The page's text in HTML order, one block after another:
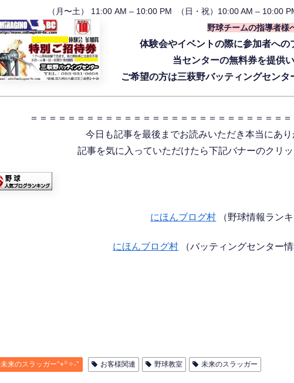
（月〜土） 11:00 AM – 10:00 PM （日・祝）10:00 AM – 10:00
野球チームの指導者様
体験会やイベントの際に参加者への
当センターの無料券を提供
ご希望の方は三萩野バッティングセンタ
＝＝＝＝＝＝＝＝＝＝＝＝＝＝＝＝＝＝＝＝＝＝＝＝＝＝＝
今日も記事を最後までお読みいただき本当にあり
記事を気に入っていただけたら下記バナーのクリ
にほんブログ村 （野球情報ランキ
にほんブログ村 （バッティングセンター
未来のスラッガー°⌖꙳✧˖° お客様関連 野球教室 未来のスラッガー